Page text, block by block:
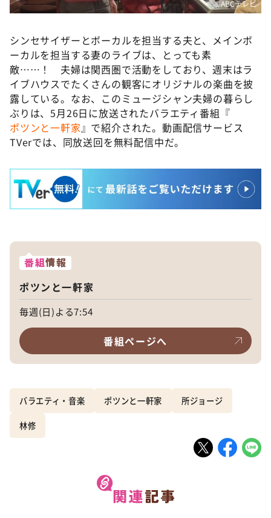
©️ABCテレビ
シンセサイザーとボーカルを担当する夫と、メインボ
ーカルを担当する妻のライブは、とっても素
敵……！ 夫婦は関西圏で活動をしており、週末はラ
イブハウスでたくさんの観客にオリジナルの楽曲を披
露している。なお、このミュージシャン夫婦の暮らし
ぶりは、5月26日に放送されたバラエティ番組『
ポツンと一軒家 』で紹介された。動画配信サービス
TVerでは、同放送回を無料配信中だ。
番組情報
ポツンと一軒家
毎週(日)よる7:54
番組ページへ
バラエティ・音楽 ポツンと一軒家 所ジョージ
林修